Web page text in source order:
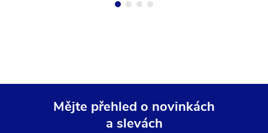
Mějte přehled o novinkách
a slevách